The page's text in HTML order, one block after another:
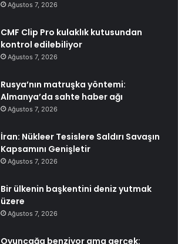
Ağustos 7, 2026
CMF Clip Pro kulaklık kutusundan
kontrol edilebiliyor
Ağustos 7, 2026
Rusya’nın matruşka yöntemi:
Almanya’da sahte haber ağı
Ağustos 7, 2026
İran: Nükleer Tesislere Saldırı Savaşın
Kapsamını Genişletir
Ağustos 7, 2026
Bir ülkenin başkentini deniz yutmak
üzere
Ağustos 7, 2026
Oyuncağa benziyor ama gerçek: